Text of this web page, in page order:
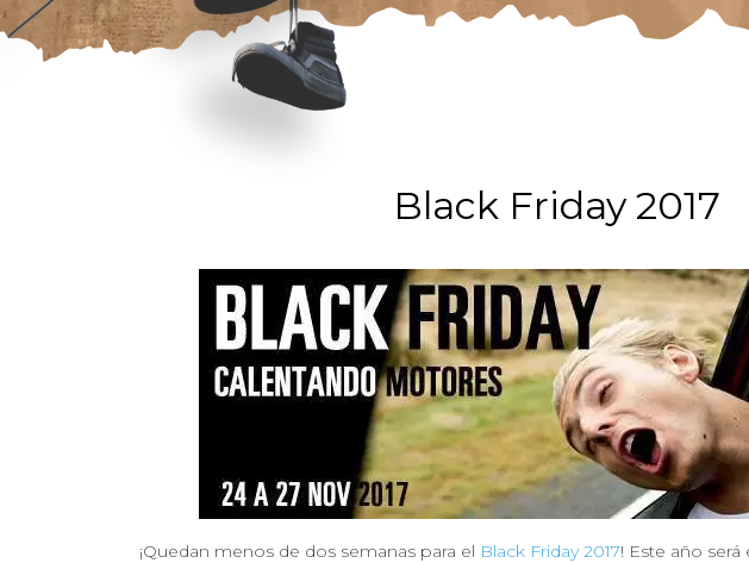
Black Friday 2017
¡Quedan menos de dos semanas para el Black Friday 2017! Este año